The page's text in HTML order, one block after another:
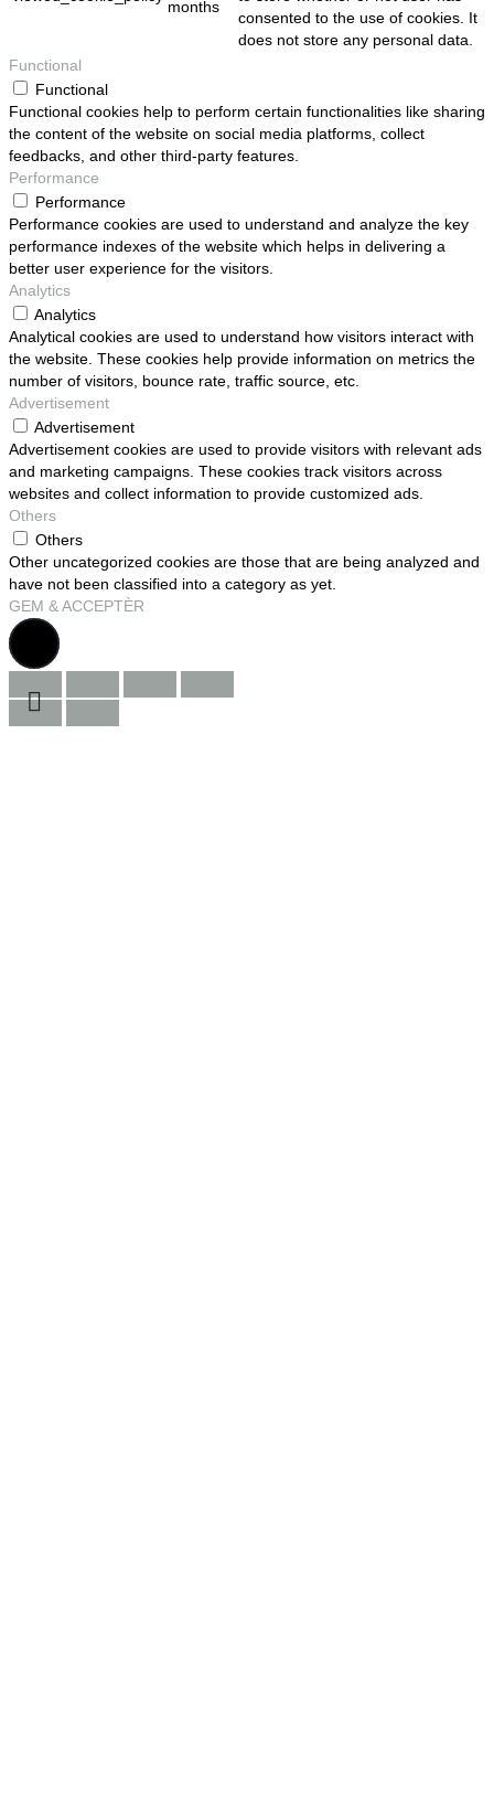
months
consented to the use of cookies. It
does not store any personal data.
Functional
Functional
Functional cookies help to perform certain functionalities like sharing
the content of the website on social media platforms, collect
feedbacks, and other third-party features.
Performance
Performance
Performance cookies are used to understand and analyze the key
performance indexes of the website which helps in delivering a
better user experience for the visitors.
Analytics
Analytics
Analytical cookies are used to understand how visitors interact with
the website. These cookies help provide information on metrics the
number of visitors, bounce rate, traffic source, etc.
Advertisement
Advertisement
Advertisement cookies are used to provide visitors with relevant ads
and marketing campaigns. These cookies track visitors across
websites and collect information to provide customized ads.
Others
Others
Other uncategorized cookies are those that are being analyzed and
have not been classified into a category as yet.
GEM & ACCEPTÈR